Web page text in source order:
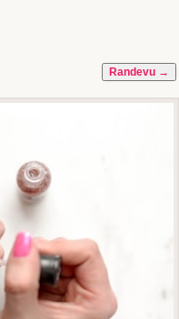
Randevu →